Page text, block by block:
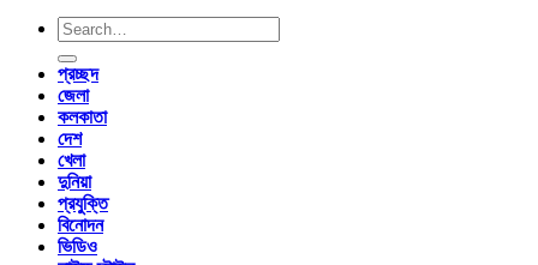
প্রচ্ছদ
জেলা
কলকাতা
দেশ
খেলা
দুনিয়া
প্রযুক্তি
বিনোদন
ভিডিও